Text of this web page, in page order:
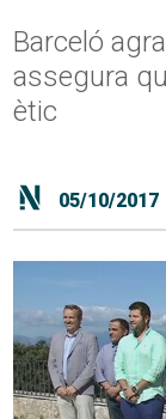
Barceló
assegura
ètic
05/10/2017